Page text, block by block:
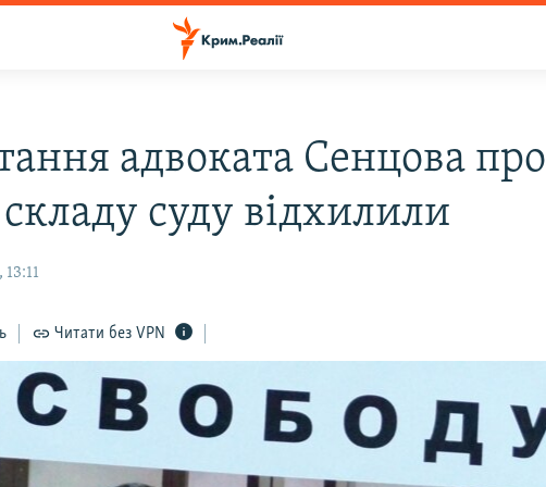
адвоката Сенцова про
складу суду відхилили
Читати без VPN